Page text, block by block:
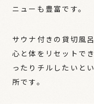
ニューも豊富です。
サウナ付きの貸切風
心と体をリセットで
ったりチルしたいと
所です。